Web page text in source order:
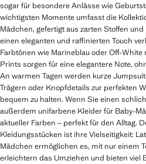
sogar für besondere Anlässe wie
wichtigsten Momente umfasst die
Mädchen, gefertigt aus zarten Stoffen
einen eleganten und raffinierten Touch
Farbtönen wie Marineblau oder Off-
Prints sorgen für eine elegantere Note,
An warmen Tagen werden kurze
Trägern oder Knopfdetails zur perfekten
bequem zu halten. Wenn Sie einen
außerdem unifarbene Kleider für Baby-
aktueller Farben – perfekt für den Alltag.
Kleidungsstücken ist ihre Vielseitigkeit:
Mädchen ermöglichen es, mit nur einem
erleichtern das Umziehen und bieten viel